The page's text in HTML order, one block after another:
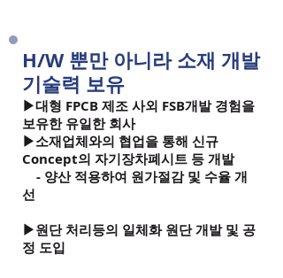
H/W 뿐만 아니라 소재 개발
기술력 보유​​
▶대형 FPCB 제조 사외 FSB개발 경험을
보유한 유일한 회사
▶소재업체와의 협업을 통해 신규
Concept의 자기장차폐시트 등 개발
- 양산 적용하여 원가절감 및 수율 개
선
▶원단 처리등의 일체화 원단 개발 및 공
정 도입